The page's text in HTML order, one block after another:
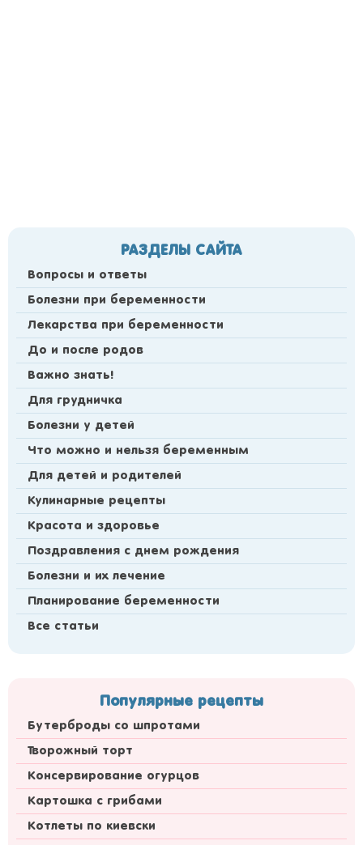
РАЗДЕЛЫ САЙТА
Вопросы и ответы
Болезни при беременности
Лекарства при беременности
До и после родов
Важно знать!
Для грудничка
Болезни у детей
Что можно и нельзя беременным
Для детей и родителей
Кулинарные рецепты
Красота и здоровье
Поздравления с днем рождения
Болезни и их лечение
Планирование беременности
Все статьи
Популярные рецепты
Бутерброды со шпротами
Творожный торт
Консервирование огурцов
Картошка с грибами
Котлеты по киевски